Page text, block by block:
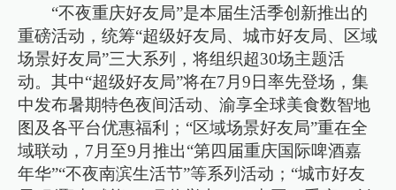
“不夜重庆好友局”是本届生活季创新推出的
重磅活动，统筹“超级好友局、城市好友局、区域
场景好友局”三大系列，将组织超30场主题活
动。其中“超级好友局”将在7月9日率先登场，集
中发布暑期特色夜间活动、渝享全球美食数智地
图及各平台优惠福利；“区域场景好友局”重在全
域联动，7月至9月推出“第四届重庆国际啤酒嘉
年华”“不夜南滨生活节”等系列活动；“城市好友